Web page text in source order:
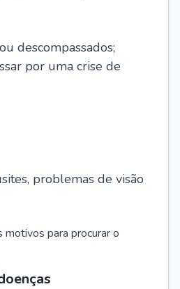
descompassados;
por uma crise de
problemas de visão
para procurar o